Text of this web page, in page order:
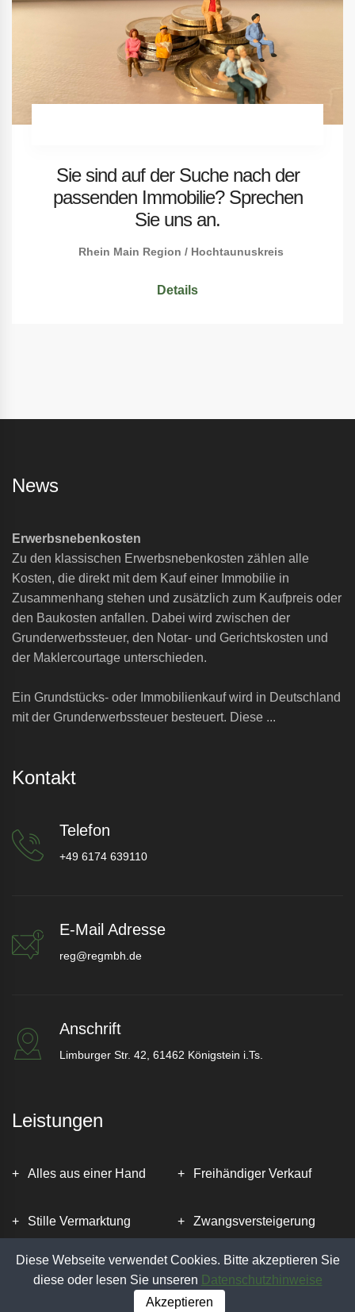
Sie sind auf der Suche nach der
passenden Immobilie? Sprechen
Sie uns an.
Rhein Main Region / Hochtaunuskreis
Details
News
Erwerbsnebenkosten
Zu den klassischen Erwerbsnebenkosten zählen alle
Kosten, die direkt mit dem Kauf einer Immobilie in
Zusammenhang stehen und zusätzlich zum Kaufpreis oder
den Baukosten anfallen. Dabei wird zwischen der
Grunderwerbssteuer, den Notar- und Gerichtskosten und
der Maklercourtage unterschieden.
Ein Grundstücks- oder Immobilienkauf wird in Deutschland
mit der Grunderwerbssteuer besteuert. Diese ...
Leistungen
Alles aus einer Hand Freihändiger Verkauf
Stille Vermarktung Zwangsversteigerung
Unser vollständiges
Leistungspaket
Kontakt
Telefon
+49 6174 639110
E-Mail Adresse
reg@regmbh.de
Anschrift
Limburger Str. 42, 61462 Königstein i.Ts.
Diese Webseite verwendet Cookies. Bitte akzeptieren Sie
diese oder lesen Sie unseren Datenschutzhinweise
Akzeptieren